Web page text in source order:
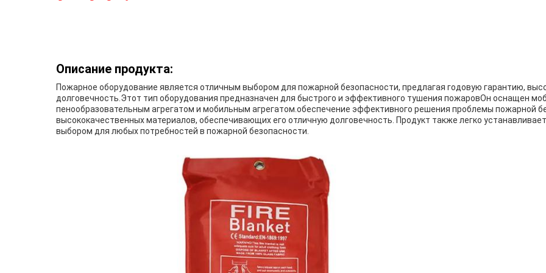
Описание продукта:
Пожарное оборудование является отличным выбором для пожарной безопасности, предлагая годовую гарантию,
долговечность.Этот тип оборудования предназначен для быстрого и эффективного тушения пожаровОн оснащен
пенообразовательным агрегатом и мобильным агрегатом.обеспечение эффективного решения проблемы пожарной
высококачественных материалов, обеспечивающих его отличную долговечность. Продукт также легко
выбором для любых потребностей в пожарной безопасности.